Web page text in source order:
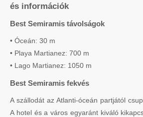
és információk
Best Semiramis távolságok
• Óceán: 30 m
• Playa Martianez: 700 m
• Lago Martianez: 1050 m
Best Semiramis fekvés
A szállodát az Atlanti-óceán partjától
A hotel és a város egyaránt kiváló